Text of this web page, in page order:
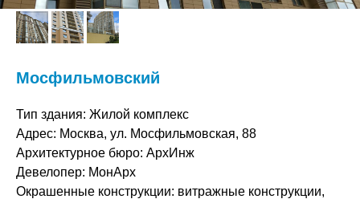
Мосфильмовский
Тип здания: Жилой комплекс
Адрес: Москва, ул. Мосфильмовская, 88
Архитектурное бюро: АрхИнж
Девелопер: МонАрх
Окрашенные конструкции: витражные конструкции,